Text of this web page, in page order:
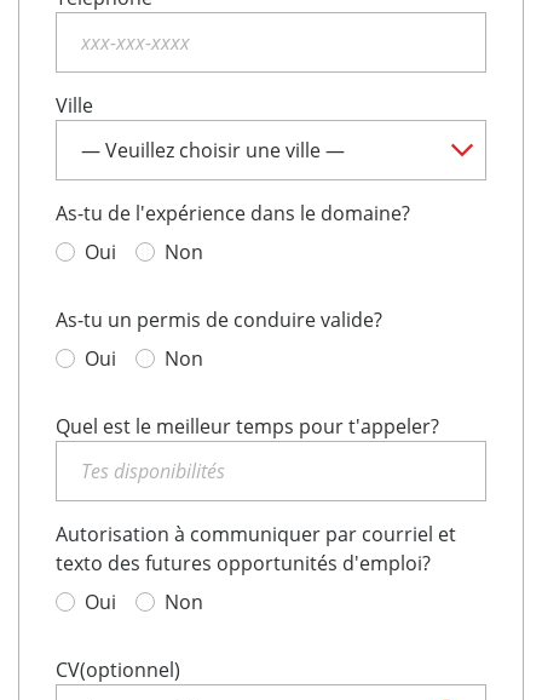
Ville
As-tu de l'expérience dans le domaine?
Oui
Non
As-tu un permis de conduire valide?
Oui
Non
Quel est le meilleur temps pour t'appeler?
Autorisation à communiquer par courriel et
texto des futures opportunités d'emploi?
Oui
Non
CV(optionnel)